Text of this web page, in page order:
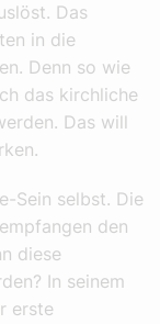
Das
in die
Denn so wie
das kirchliche
Das will
Sein selbst. Die
den
diese
In seinem
erste